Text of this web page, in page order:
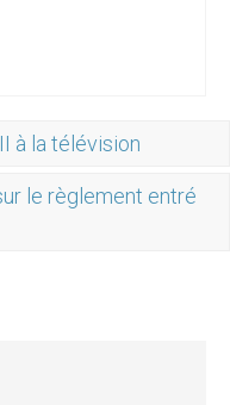
à la télévision
le règlement entré